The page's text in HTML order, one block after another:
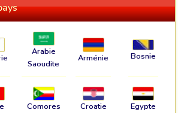
Arabie
Saoudite
Arménie Bosnie
Comores Croatie Egypte